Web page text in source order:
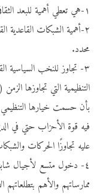
١-هي تعطي أهمية للبعد الثقافي والقيمي في الممارسة السياسية.
٢-أهمية الشبكات
محدد.
٣- تجاوز للنخب السياسية
التنظيمية التي تجاوزها
بأن حسمت خيارها
فيه قوة الأحزاب حتي في
عليه تجاوزًا الحركات
٤- دخول متسع لأجيال
ممارساتهم والأهم